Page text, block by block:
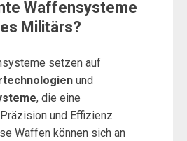
Waffensysteme
Militärs?
setzen auf
und
, die eine
und Effizienz
Waffen können sich an